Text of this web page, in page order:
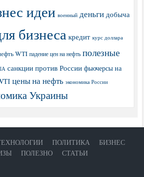
идеи военный деньги добыча
бизнеса кредит курс доллара
WTI падение цен на нефть полезные
санкции против России фьючерсы на
цены на нефть экономика России
Украины
ПОЛИТИКА
БИЗНЕС
ПОЛЕЗНО СТАТЬИ